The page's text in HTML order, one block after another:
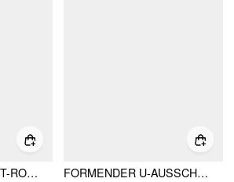
FAUX-PERLEN-SPLIT-ROUCHÉ-STRICK-CROP TOP
FORMENDER U-AUSSCHNITT BLUMEN-EINTEILER